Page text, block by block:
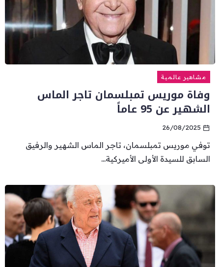
مشاهير عالمية
وفاة موريس تمبلسمان تاجر الماس
الشهير عن 95 عاماً
26/08/2025
توفي موريس تمبلسمان، تاجر الماس الشهير والرفيق
السابق للسيدة الأولى الأميركية...